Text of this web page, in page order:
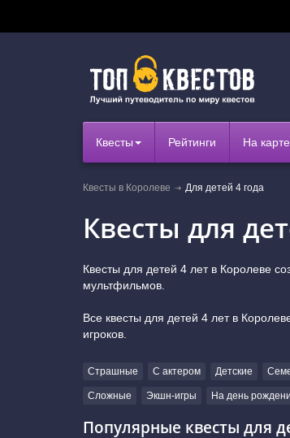
Квесты Рейтинги На карте
Квесты в Королеве Для детей 4 года
Квесты для
Квесты для детей 4 лет в Королеве
мультфильмов.
Все квесты для детей 4 лет в
игроков.
Страшные С актером Детские
Сложные Экшн-игры На день
Популярные квесты для